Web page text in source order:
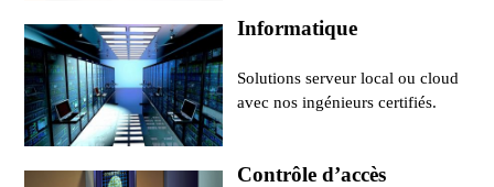
Informatique
Solutions serveur local ou cloud
avec nos ingénieurs certifiés.
Contrôle d’accès